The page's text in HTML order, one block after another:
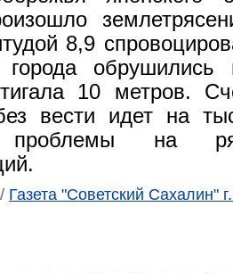
8,9
города обрушились
10 метров.
вести идет на
проблемы на
/ Газета "Советский Сахалин"